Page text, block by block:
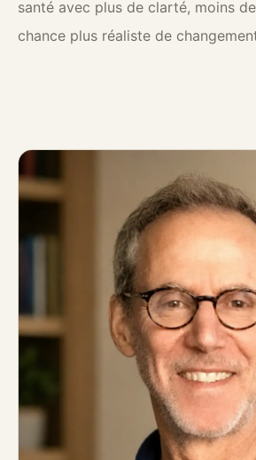
santé avec plus de clarté, moins
chance plus réaliste de